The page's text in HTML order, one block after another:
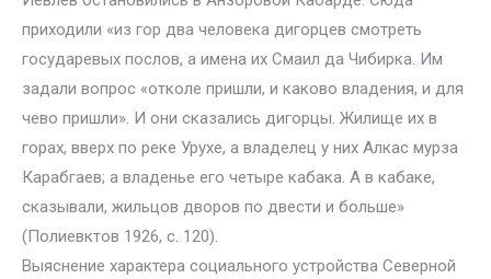
приходили «из гор два человека дигорцев смотреть
государевых послов, а имена их Смаил да Чибирка. Им
задали вопрос «отколе пришли, и каково владения, и для
чево пришли». И они сказались дигорцы. Жилище их в
горах, вверх по реке Урухе, а владелец у них Алкас мурза
Карабгаев; а владенье его четыре кабака. А в кабаке,
сказывали, жильцов дворов по двести и больше»
(Полиевктов 1926, с. 120).
Выяснение характера социального устройства Северной